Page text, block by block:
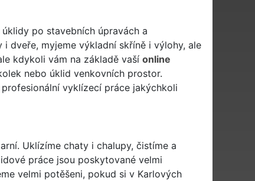
po stavebních úpravách a
dveře, myjeme výkladní skříně i výlohy, ale
kdykoli vám na základě vaší online
nebo úklid venkovních prostor.
vyklízecí práce jakýchkoli
Uklízíme chaty i chalupy, čistíme a
práce jsou poskytované velmi
velmi potěšeni, pokud si v Karlových